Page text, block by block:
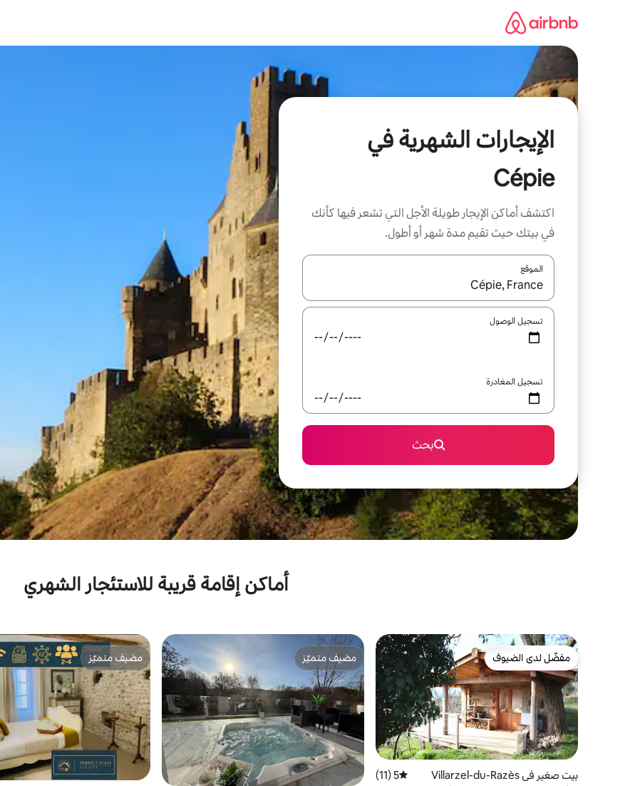
الإيجارات الشهرية في
Cépie
اكتشف أماكن الإيجار طويلة الأجل التي تشعر فيها كأنك
في بيتك حيث تقيم مدة شهر أو أطول.
الموقع
عند توفر النتائج، انتقل باستخدام السهمين لأعلى ولأسفل أو استكشف عن طريق اللمس أو السحب.
تسجيل الوصول
تسجيل المغادرة
بحث
أماكن إقامة قريبة للاستئجار الشهري
مفضّل لدى الضيوف
مفضّل لدى الضيوف
بيت صغير في Villarzel-du-Razès متوسط التقييم 5 من 5، 11 مراجعات
5 (11)
مضيف متميّز
مضيف متميّز
مضيف متميّز
مضيف متميّز